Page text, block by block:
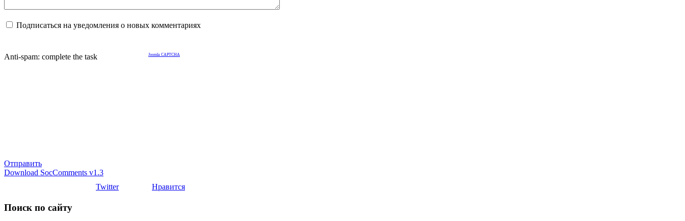
Подписаться на уведомления о новых комментариях
Anti-spam: complete the task Joomla CAPTCHA
Отправить
Download SocComments v1.3
Twitter
Нравится
Поиск по сайту